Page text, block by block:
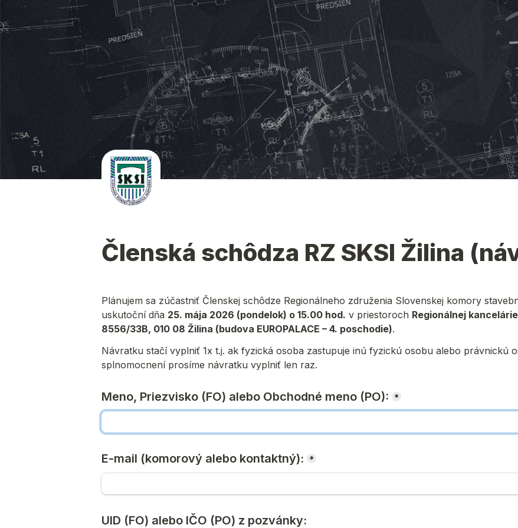
Členská schôdza RZ SKSI Žilina
Plánujem sa zúčastniť Členskej schôdze Regionálneho združenia Slovenskej komory
uskutoční dňa 25. mája 2026 (pondelok) o 15.00 hod. v priestoroch Regionálnej
8556/33B, 010 08 Žilina (budova EUROPALACE – 4. poschodie).
Návratku stačí vyplniť 1x t.j. ak fyzická osoba zastupuje inú fyzickú osobu alebo právnickú
splnomocnení prosíme návratku vyplniť len raz.
Meno, Priezvisko (FO) alebo Obchodné meno (PO): *
E-mail (komorový alebo kontaktný): *
UID (FO) alebo IČO (PO) z pozvánky: